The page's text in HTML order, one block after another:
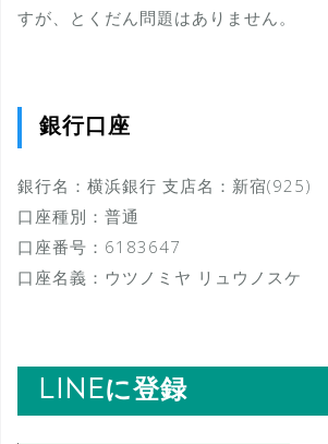
すが、とくだん問題はありません。
銀行口座
銀行名：横浜銀行 支店名：新宿(925)
口座種別：普通
口座番号：6183647
口座名義：ウツノミヤ リュウノスケ
LINEに登録